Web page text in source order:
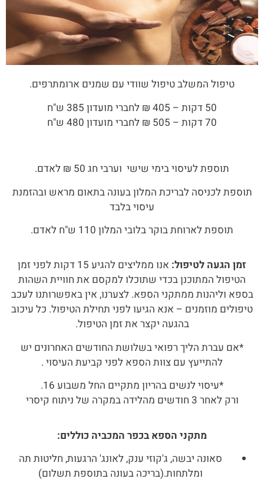
טיפול המשלב טיפול שוודי עם שמנים ארומתרפים.
50 דקות – 405 ₪ לחברי מועדון 385 ש"ח
70 דקות – 505 ₪ לחברי מועדון 480 ש"ח
תוספת לעיסוי בימי שישי וערבי חג 50 ₪ לאדם.
תוספת לכניסה לבריכת המלון בעונה בתאום מראש ובהזמנת
עיסוי בלבד
תוספת לארוחת בוקר בלובי המלון 110 ש"ח לאדם.
זמן הגעה לטיפול:
אנו ממליצים להגיע 15 דקות לפני זמן
הטיפול המתוכנן בכדי שתוכלו למקסם את חוויית השהות
בספא וליהנות ממתקני הספא. לצערנו, אין באפשרותנו לעכב
טיפולים מוזמנים – אנא הגיעו לפני תחילת הטיפול. כל עיכוב
בהגעה יקצר את זמן הטיפול.
*אם עברת הליך רפואי בשלושת החודשים האחרונים יש
להתייעץ עם צוות הספא לפני קביעת העיסוי .
*עיסוי לנשים בהריון מתקיים החל משבוע 16.
ורק לאחר 3 חודשים מהלידה במקרה של ניתוח קיסרי
מתקני הספא בכפר המכביה כוללים:
סאונה יבשה, ג'קוזי ענק, לאונג' הרגעות, חליטות תה
ומלתחות.(בריכה בעונה בתוספת תשלום)